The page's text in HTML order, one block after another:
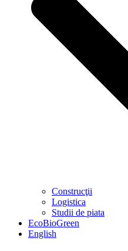
Construcţii
Logistica
Studii de piata
EcoBioGreen
English